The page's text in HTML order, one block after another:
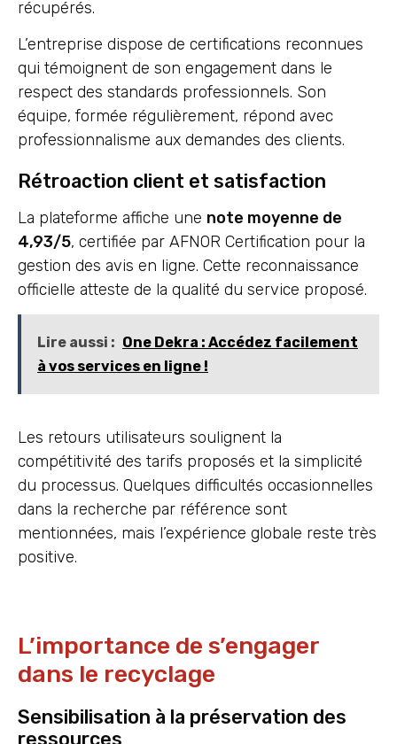
récupérés.
L’entreprise dispose de certifications reconnues
qui témoignent de son engagement dans le
respect des standards professionnels. Son
équipe, formée régulièrement, répond avec
professionnalisme aux demandes des clients.
Rétroaction client et satisfaction
La plateforme affiche une note moyenne de
4,93/5, certifiée par AFNOR Certification pour la
gestion des avis en ligne. Cette reconnaissance
officielle atteste de la qualité du service proposé.
Lire aussi : One Dekra : Accédez facilement
à vos services en ligne !
Les retours utilisateurs soulignent la
compétitivité des tarifs proposés et la simplicité
du processus. Quelques difficultés occasionnelles
dans la recherche par référence sont
mentionnées, mais l’expérience globale reste très
positive.
L’importance de s’engager
dans le recyclage
Sensibilisation à la préservation des
ressources